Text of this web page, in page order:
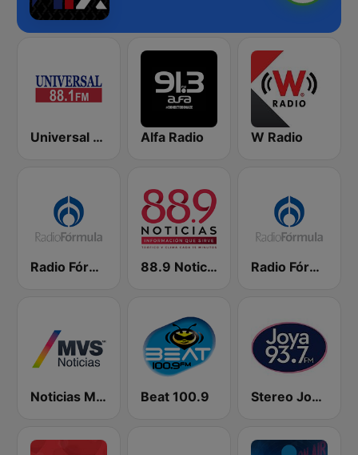
Universal 88.1 FM Alfa Radio W Radio
Radio Fórmula 103.3 FM 88.9 Noticias Radio Fórmula 104.1 FM
Noticias MVS Beat 100.9 Stereo Joya FM